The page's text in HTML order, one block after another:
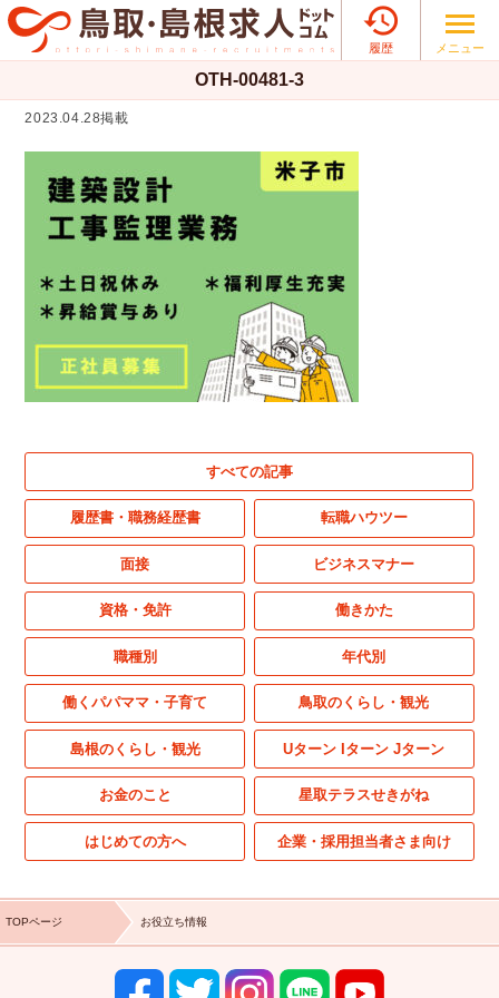

履歴 メニュー
OTH-00481-3
2023.04.28掲載
すべての記事
履歴書・職務経歴書 転職ハウツー
面接 ビジネスマナー
資格・免許 働きかた
職種別 年代別
働くパパママ・子育て 鳥取のくらし・観光
島根のくらし・観光 Uターン Iターン Jターン
お金のこと 星取テラスせきがね
はじめての方へ 企業・採用担当者さま向け
TOPページ お役立ち情報